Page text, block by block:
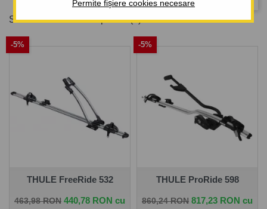
Permite fișiere cookies necesare
Se afiseaza 1-7 din 7 produs(e)
-5%
THULE FreeRide 532
Pret de baza
463,98 RON Pret
440,78 RON cu
-5%
THULE ProRide 598
Pret de baza
860,24 RON Pret
817,23 RON cu